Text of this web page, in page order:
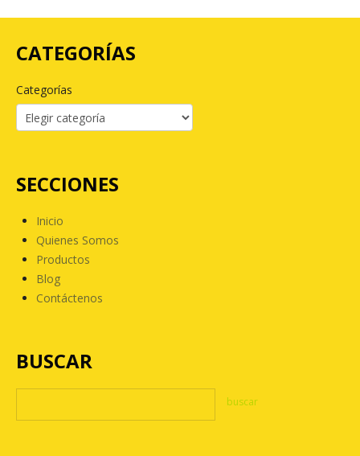
CATEGORÍAS
Categorías
SECCIONES
Inicio
Quienes Somos
Productos
Blog
Contáctenos
BUSCAR